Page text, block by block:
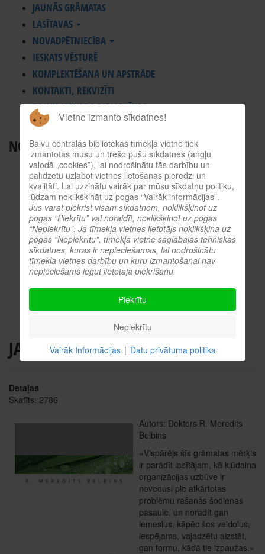
JAUNĀS GRĀMATAS
LASĪTAVAS
NOVADPĒTNIECĪBA
IESKATS VĒSTURĒ
KOMPLEKTĒŠANA UN APSTRĀDE
KONTAKTI, REKVIZĪTI
BALVU NOVADA BIBLIOTĒKAS
ES INFORMĀCIJAS PUNKTS
NODERĪGI RESURSI
TIEŠSAISTES KATALOGS
KULTŪRVĒSTURES DATUBĀZE
MĒS ESAM POPULĀRI!
ATTĒLI NO PASĀKUMIEM
LNB DIGITĀLĀ BIBLIOTĒKA
KULTŪRA TĪMEKLĪ
VĒRTS IZLASĪT!
JAUNĀS ORGANIZĀCIJAS
Detaļas
Skatīts: 2786
Autors: Doktors R. Meredits
Belbins
«Vispārējs šīs grāmatas mērķis
ir parādīt lasītājam, kā kļūdaina
organizācijas uzbūve ir
novedusi pie atkārtotas
problēmu rašanās šodienas
pasaulē, un norādīt gan
iemeslus, kāpēc šos veidolus,
iespējams, vajadzētu aizstāt,
gan formu, kādā tie izpaužas.»
Vietne izmanto sīkdatnes!
Balvu centrālās bibliotēkas tīmekļa vietnē tiek
izmantotas mūsu un trešo pušu sīkdatnes (angļu
valodā „cookies”), lai nodrošinātu tās darbību un
palīdzētu uzlabot vietnes lietošanas pieredzi un
kvalitāti. Lai uzzinātu vairāk par mūsu sīkdatņu politiku,
lūdzam noklikšķināt uz pogas “Vairāk informācijas”.
Jūs varat piekrist visām sīkdatnēm, noklikšķinot uz
pogas “Piekrītu” vai noraidīt, noklikšķinot uz pogas
“Nepiekrītu”. Ja tīmekļa vietnes lietotājs noklikšķina uz
pogas “Nepiekrītu”, tīmekļa vietnē saglabājas tehniskās
sīkdatnes, kuras ir nepieciešamas, lai nodrošinātu
tīmekļa vietnes darbību un kuru izmantošanai nav
nepieciešams iegūt lietotāja piekrišanu.
Piekrītu
Nepiekrītu
Vairāk Informācijas | Datu privātuma politika